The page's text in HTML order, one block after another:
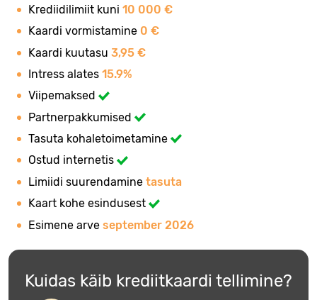
Krediidilimiit kuni 10 000 €
Kaardi vormistamine 0 €
Kaardi kuutasu 3,95 €
Intress alates 15.9%
Viipemaksed
Partnerpakkumised
Tasuta kohaletoimetamine
Ostud internetis
Limiidi suurendamine tasuta
Kaart kohe esindusest
Esimene arve september 2026
Kuidas käib krediitkaardi tellimine?